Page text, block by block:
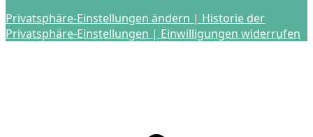
Privatsphäre-Einstellungen ändern | Historie der
Privatsphäre-Einstellungen | Einwilligungen widerrufen